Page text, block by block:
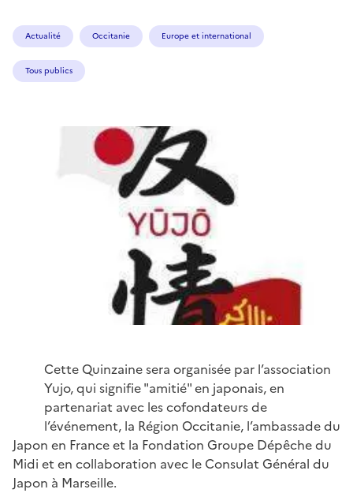
Actualité Occitanie Europe et international
Tous publics
Cette Quinzaine sera organisée par l’association
Yujo, qui signifie "amitié" en japonais, en
partenariat avec les cofondateurs de
l’événement, la Région Occitanie, l’ambassade du
Japon en France et la Fondation Groupe Dépêche du
Midi et en collaboration avec le Consulat Général du
Japon à Marseille.